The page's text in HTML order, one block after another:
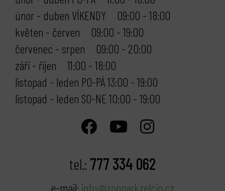
únor - duben VÍKENDY 09:00 - 18:00
květen - červen 09:00 - 19:00
červenec - srpen 09:00 - 20:00
září - říjen 11:00 - 18:00
listopad - leden PO-PÁ 13:00 - 19:00
listopad - leden SO-NE 10:00 - 19:00
tel.: 777 334 062
e-mail: info@zooparkzelcin.cz